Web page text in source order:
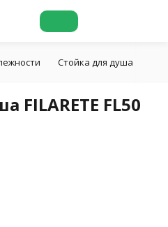
Стойка для душа
FILARETE FL50